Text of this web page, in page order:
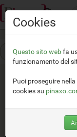
__
Cookies
Questo sito webfa
funzionamento del
Puoi proseguire
cookies su